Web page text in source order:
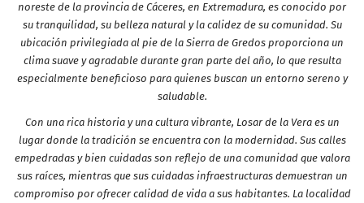
noreste de la provincia de Cáceres, en Extremadura, es conocido por
su tranquilidad, su belleza natural y la calidez de su comunidad. Su
ubicación privilegiada al pie de la Sierra de Gredos proporciona un
clima suave y agradable durante gran parte del año, lo que resulta
especialmente beneficioso para quienes buscan un entorno sereno y
saludable.
Con una rica historia y una cultura vibrante, Losar de la Vera es un
lugar donde la tradición se encuentra con la modernidad. Sus calles
empedradas y bien cuidadas son reflejo de una comunidad que valora
sus raíces, mientras que sus cuidadas infraestructuras demuestran un
compromiso por ofrecer calidad de vida a sus habitantes. La localidad